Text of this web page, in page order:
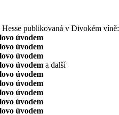
publikovaná v Divokém víně:
úvodem
úvodem
úvodem
úvodem a další
úvodem
úvodem
úvodem
úvodem
úvodem